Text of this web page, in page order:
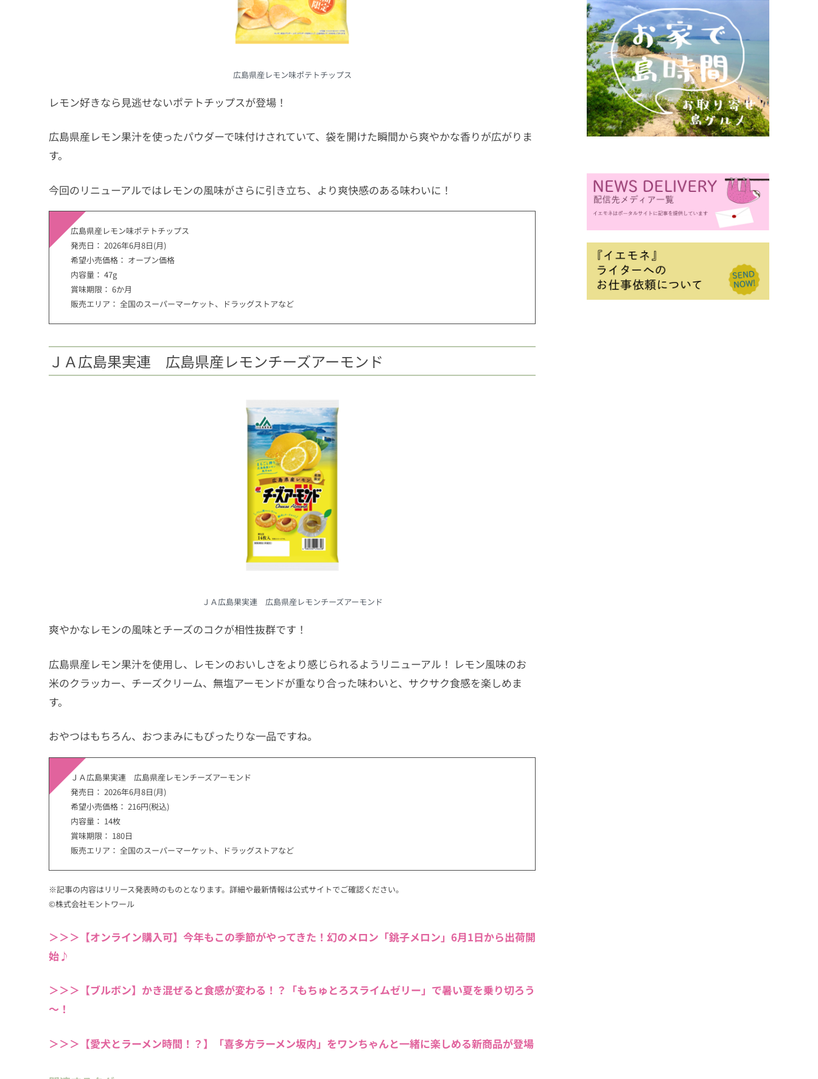
広島県産レモン味ポテトチップス
レモン好きなら見逃せないポテトチップスが登場！
広島県産レモン果汁を使ったパウダーで味付けされていて、袋を開けた瞬間から爽やかな香りが広がりま
す。
今回のリニューアルではレモンの風味がさらに引き立ち、より爽快感のある味わいに！
広島県産レモン味ポテトチップス
発売日： 2026年6月8日(月)
希望小売価格： オープン価格
内容量： 47g
賞味期限： 6か月
販売エリア： 全国のスーパーマーケット、ドラッグストアなど
ＪＡ広島果実連 広島県産レモンチーズアーモンド
ＪＡ広島果実連 広島県産レモンチーズアーモンド
爽やかなレモンの風味とチーズのコクが相性抜群です！
広島県産レモン果汁を使用し、レモンのおいしさをより感じられるようリニューアル！ レモン風味のお
米のクラッカー、チーズクリーム、無塩アーモンドが重なり合った味わいと、サクサク食感を楽しめま
す。
おやつはもちろん、おつまみにもぴったりな一品ですね。
ＪＡ広島果実連 広島県産レモンチーズアーモンド
発売日： 2026年6月8日(月)
希望小売価格： 216円(税込)
内容量： 14枚
賞味期限： 180日
販売エリア： 全国のスーパーマーケット、ドラッグストアなど
※記事の内容はリリース発表時のものとなります。詳細や最新情報は公式サイトでご確認ください。
©株式会社モントワール
＞＞＞【オンライン購入可】今年もこの季節がやってきた！幻のメロン「銚子メロン」6月1日から出荷開
始♪
＞＞＞【ブルボン】かき混ぜると食感が変わる！？「もちゅとろスライムゼリー」で暑い夏を乗り切ろう
～！
＞＞＞【愛犬とラーメン時間！？】「喜多方ラーメン坂内」をワンちゃんと一緒に楽しめる新商品が登場